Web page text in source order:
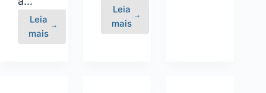
Leia
maisFinanciamento
de
Leia
maisComo
Comprar